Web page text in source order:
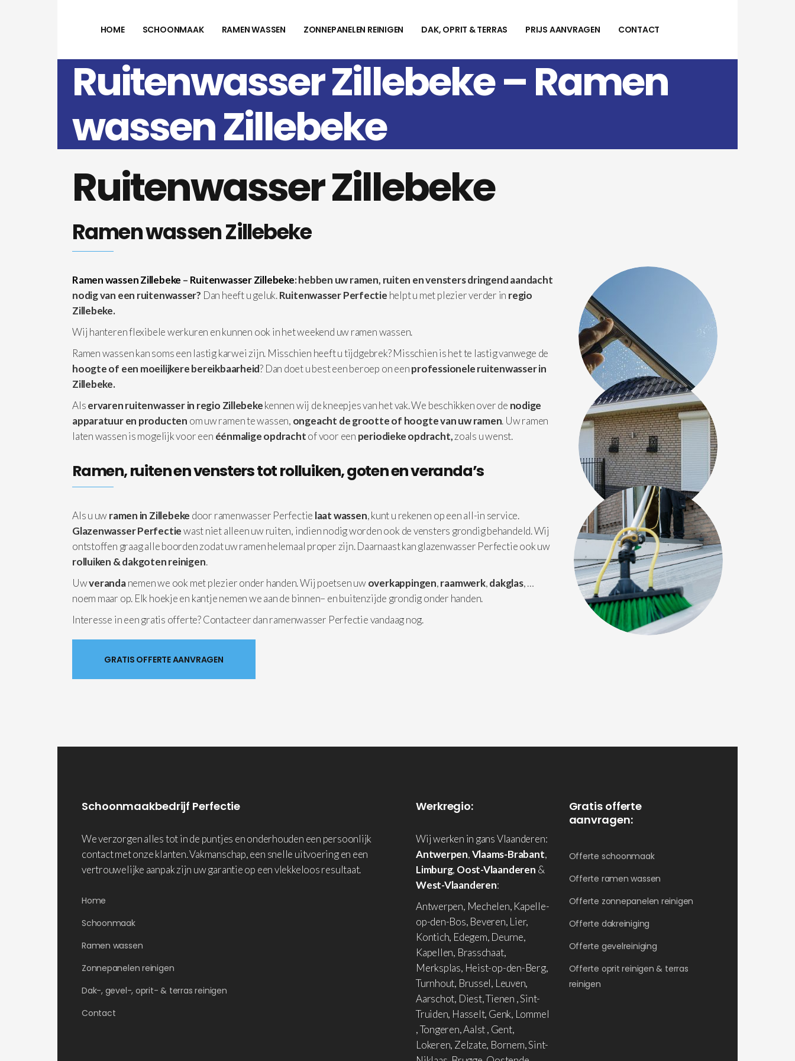
HOME SCHOONMAAK RAMEN WASSEN ZONNEPANELEN REINIGEN DAK, OPRIT & TERRAS PRIJS AANVRAGEN CONTACT
Ruitenwasser Zillebeke – Ramen
wassen Zillebeke
Ruitenwasser Zillebeke
Ramen wassen Zillebeke
Ramen wassen Zillebeke – Ruitenwasser Zillebeke: hebben uw ramen, ruiten en vensters dringend aandacht
nodig van een ruitenwasser? Dan heeft u geluk.Ruitenwasser Perfectie helpt u met plezier verder in regio
Zillebeke.
Wij hanteren flexibele werkuren en kunnen ook in het weekend uw ramen wassen.
Ramen wassen kan soms een lastig karwei zijn. Misschien heeft u tijdgebrek? Misschien is het te lastig vanwege de
hoogte of een moeilijkere bereikbaarheid? Dan doet u best een beroep on eenprofessioneleruitenwasser in
Zillebeke.
Alservaren ruitenwasser in regio Zillebekekennen wij de kneepjes van het vak. We beschikken over de nodige
apparatuuren producten om uw ramen te wassen, ongeacht de grootte of hoogte van uw ramen. Uw ramen
laten wassen is mogelijk voor een éénmalige opdrachtof voor een periodieke opdracht,zoals u wenst.
Ramen, ruiten en vensters tot rolluiken, goten en veranda’s
Als u uwramen in Zillebeke door ramenwasser Perfectie laat wassen, kunt u rekenen op een all-in service.
Glazenwasser Perfectiewast niet alleen uw ruiten, indien nodig worden ook de vensters grondig behandeld. Wij
ontstoffen graag alle boorden zodat uw ramen helemaal proper zijn. Daarnaast kan glazenwasser Perfectie ook uw
rolluiken & dakgoten reinigen.
Uwverandanemen we ook met plezier onder handen. Wij poetsen uwoverkappingen,raamwerk,dakglas, …
noem maar op. Elk hoekje en kantje nemen we aan de binnen– en buitenzijde grondig onder handen.
Interesse in een gratis offerte? Contacteer dan ramenwasser Perfectie vandaag nog.
GRATIS OFFERTE AANVRAGEN
Schoonmaakbedrijf Perfectie
We verzorgen alles tot in de puntjes en onderhouden een persoonlijk
contact met onze klanten. Vakmanschap, een snelle uitvoering en een
vertrouwelijke aanpak zijn uw garantie op een vlekkeloos resultaat.
Home
Schoonmaak
Ramen wassen
Zonnepanelen reinigen
Dak-, gevel-, oprit- & terras reinigen
Contact
Werkregio:
Wij werken in gans Vlaanderen:
Antwerpen,Vlaams-Brabant,
Limburg, Oost-Vlaanderen &
West-Vlaanderen:
Antwerpen, Mechelen, Kapelle-
op-den-Bos, Beveren, Lier,
Kontich, Edegem, Deurne,
Kapellen, Brasschaat,
Merksplas, Heist-op-den-Berg,
Turnhout, Brussel, Leuven,
Aarschot, Diest, Tienen , Sint-
Truiden, Hasselt, Genk, Lommel
, Tongeren, Aalst , Gent,
Lokeren, Zelzate, Bornem, Sint-
Gratis offerte
aanvragen:
Offerte schoonmaak
Offerte ramen wassen
Offerte zonnepanelen reinigen
Offerte dakreiniging
Offerte gevelreiniging
Offerte oprit reinigen & terras
reinigen